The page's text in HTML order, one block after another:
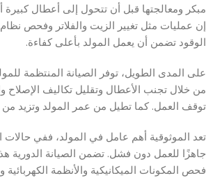
مبكر ومعالجتها قبل أن تتحول إلى أعطال كبيرة
إن عمليات مثل تغيير الزيت والفلاتر وفحص نظام
الوقود تضمن أن يعمل المولد بأعلى كفاءة.
على المدى الطويل، توفر الصيانة المنتظمة
من خلال تجنب الأعطال وتقليل تكاليف الإصلاح
توقف العمل. كما تطيل من عمر المولد وتزيد من
تعد الموثوقية أهم عامل في المولد، ففي
جاهزًا للعمل دون فشل. تضمن الصيانة الدورية
فحص المكونات الميكانيكية والأنظمة الكهربائية